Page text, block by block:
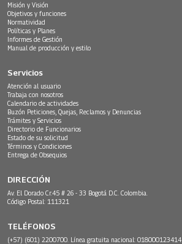
Misión y Visión
Objetivos y funciones
Normatividad
Políticas y Planes
Informes de Gestión
Manual de producción y estilo
Servicios
Atención al usuario
Trabaja con nosotros
Calendario de actividades
Buzón Peticiones, Quejas, Reclamos y Denuncias
Trámites y Servicios
Directorio de Funcionarios
Estado de su solicitud
Términos y Condiciones
Entrega de Obsequios
DIRECCIÓN
Av. El Dorado Cr.45 # 26 - 33 Bogotá D.C. Colombia.
Código Postal: 111321
TELÉFONOS
(+57) (601) 2200700. Línea gratuita nacional: 018000123414